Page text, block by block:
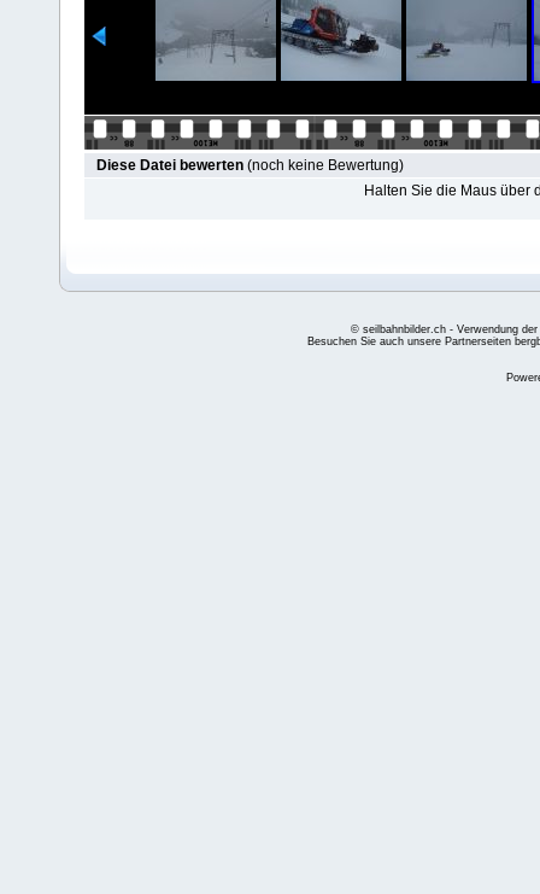
Diese Datei bewerten (noch keine Bewertung)
Halten Sie die Maus über
© seilbahnbilder.ch - Verwendung
Besuchen Sie auch unsere Partnerseiten